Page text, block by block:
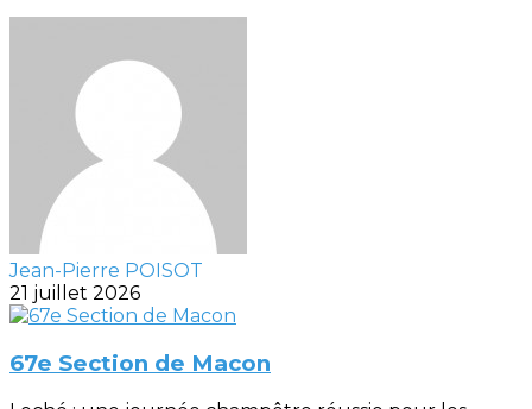
Jean-Pierre POISOT
21 juillet 2026
67e Section de Macon